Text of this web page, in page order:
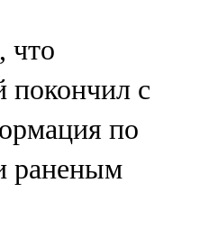
что
покончил с
по
раненым